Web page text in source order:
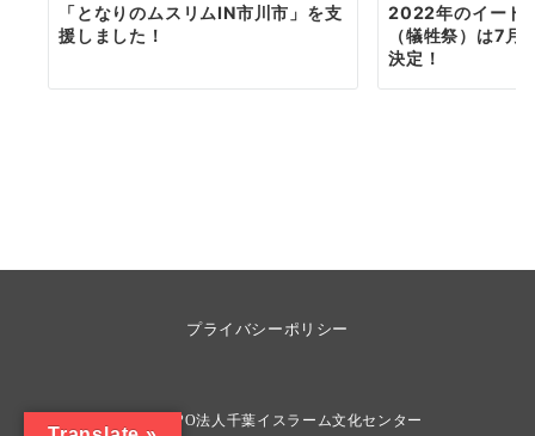
「となりのムスリムIN市川市」を支
援しました！
2022年のイード
（犠牲祭）は7月
決定！
プライバシーポリシー
NPO法人千葉イスラーム文化センター